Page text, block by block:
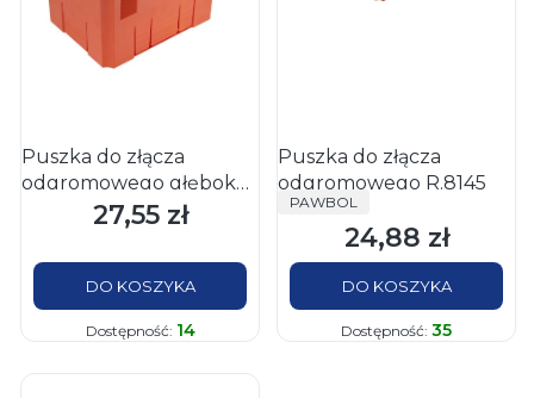
Puszka do złącza
odgromowego głęboka
Cena
27,55 zł
DO KOSZYKA
Dostępność: 14
Puszka do złącza
odgromowego R.8145
PRODUCENT
PAWBOL
Cena
24,88 zł
DO KOSZYKA
Dostępność: 35